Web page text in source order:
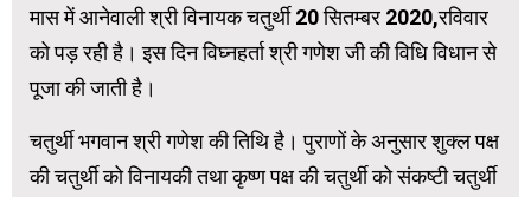
मास में आनेवाली श्री विनायक चतुर्थी 20 सितम्बर 2020,रविवार
को पड़ रही है। इस दिन विघ्नहर्ता श्री गणेश जी की विधि विधान से
पूजा की जाती है।
चतुर्थी भगवान श्री गणेश की तिथि है। पुराणों के अनुसार शुक्ल पक्ष
की चतुर्थी को विनायकी तथा कृष्ण पक्ष की चतुर्थी को संकष्टी चतुर्थी